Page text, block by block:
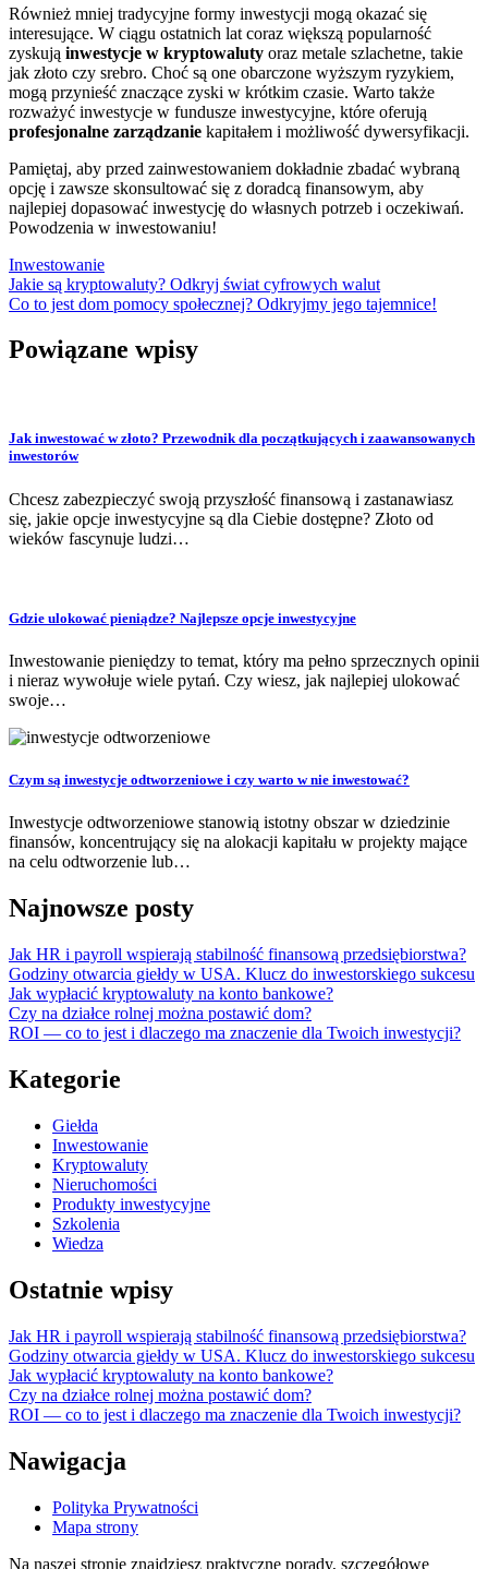
Również mniej tradycyjne formy inwestycji mogą okazać się
interesujące. W ciągu ostatnich lat coraz większą popularność
zyskują inwestycje w kryptowaluty oraz metale szlachetne, takie
jak złoto czy srebro. Choć są one obarczone wyższym ryzykiem,
mogą przynieść znaczące zyski w krótkim czasie. Warto także
rozważyć inwestycje w fundusze inwestycyjne, które oferują
profesjonalne zarządzanie kapitałem i możliwość dywersyfikacji.
Pamiętaj, aby przed zainwestowaniem dokładnie zbadać wybraną
opcję i zawsze skonsultować się z doradcą finansowym, aby
najlepiej dopasować inwestycję do własnych potrzeb i oczekiwań.
Powodzenia w inwestowaniu!
Inwestowanie
Nawigacja
wpisu
Jakie są kryptowaluty? Odkryj świat cyfrowych walut
Co to jest dom pomocy społecznej? Odkryjmy jego tajemnice!
Powiązane wpisy
Jak inwestować w złoto? Przewodnik dla początkujących i zaawansowanych
inwestorów
Chcesz zabezpieczyć swoją przyszłość finansową i zastanawiasz
się, jakie opcje inwestycyjne są dla Ciebie dostępne? Złoto od
wieków fascynuje ludzi…
Gdzie ulokować pieniądze? Najlepsze opcje inwestycyjne
Inwestowanie pieniędzy to temat, który ma pełno sprzecznych opinii
i nieraz wywołuje wiele pytań. Czy wiesz, jak najlepiej ulokować
swoje…
Czym są inwestycje odtworzeniowe i czy warto w nie inwestować?
Inwestycje odtworzeniowe stanowią istotny obszar w dziedzinie
finansów, koncentrujący się na alokacji kapitału w projekty mające
na celu odtworzenie lub…
Najnowsze posty
Jak HR i payroll wspierają stabilność finansową przedsiębiorstwa?
Godziny otwarcia giełdy w USA. Klucz do inwestorskiego sukcesu
Jak wypłacić kryptowaluty na konto bankowe?
Czy na działce rolnej można postawić dom?
ROI — co to jest i dlaczego ma znaczenie dla Twoich inwestycji?
Kategorie
Giełda
Inwestowanie
Kryptowaluty
Nieruchomości
Produkty inwestycyjne
Szkolenia
Wiedza
Ostatnie wpisy
Jak HR i payroll wspierają stabilność finansową przedsiębiorstwa?
Godziny otwarcia giełdy w USA. Klucz do inwestorskiego sukcesu
Jak wypłacić kryptowaluty na konto bankowe?
Czy na działce rolnej można postawić dom?
ROI — co to jest i dlaczego ma znaczenie dla Twoich inwestycji?
Nawigacja
Polityka Prywatności
Mapa strony
Na naszej stronie znajdziesz praktyczne porady, szczegółowe